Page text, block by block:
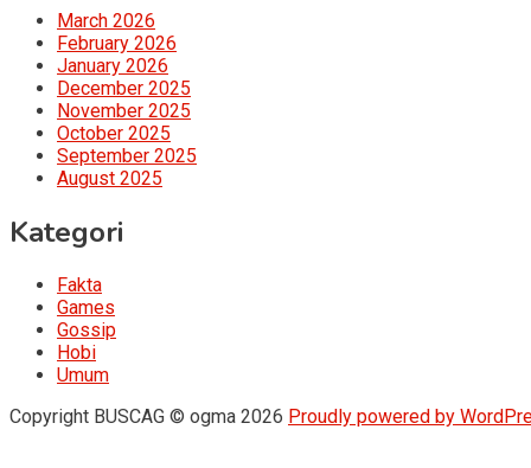
March 2026
February 2026
January 2026
December 2025
November 2025
October 2025
September 2025
August 2025
Kategori
Fakta
Games
Gossip
Hobi
Umum
Copyright BUSCAG © ogma 2026 Proudly powered by